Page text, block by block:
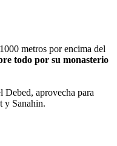
metros por encima del
todo por su monasterio
Debed, aprovecha para
y Sanahin.